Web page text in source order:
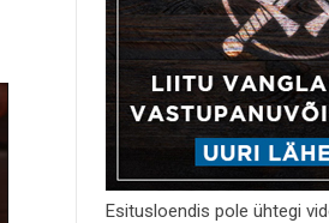
Esitusloendis pole ühtegi